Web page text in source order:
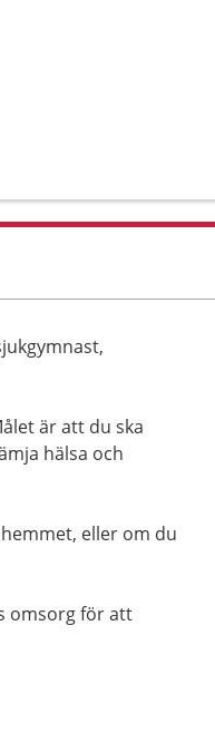
är att du ska
hälsa och
eller om du
omsorg för att